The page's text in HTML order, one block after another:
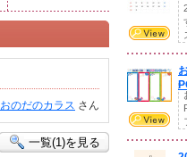
おのだのカラス さん
一覧(1)を見る